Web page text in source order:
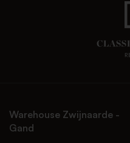
Warehouse Zwijnaarde -
Gand